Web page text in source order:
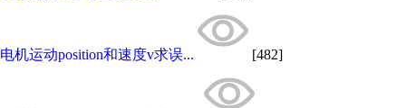
电机运动position和速度v求误... [482]